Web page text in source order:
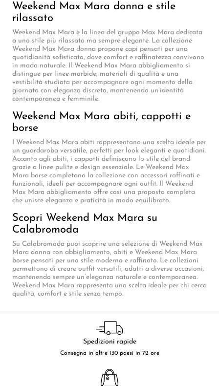
Weekend Max Mara donna e stile
rilassato
Weekend Max Mara è la linea del gruppo Max Mara dedicata
a uno stile più rilassato ma sempre elegante. La collezione
Weekend Max Mara donna propone capi pensati per una
quotidianità sofisticata, dove comfort e raffinatezza convivono
in modo naturale. Il Weekend Max Mara abbigliamento si
distingue per linee morbide, materiali di qualità e una
vestibilità studiata per accompagnare ogni momento della
giornata con eleganza discreta, mantenendo un’identità
contemporanea e femminile.
Weekend Max Mara abiti, cappotti e
borse
I Weekend Max Mara abiti rappresentano una scelta ideale per
un guardaroba versatile, perfetti per look eleganti e quotidiani.
Accanto agli abiti, i cappotti definiscono lo stile del brand
grazie a linee pulite e design essenziale. Le Weekend Max
Mara borse completano la collezione con accessori raffinati e
funzionali, ideali per accompagnare ogni outfit. Il Weekend
Max Mara abbigliamento offre così una proposta completa
che unisce eleganza e praticità in modo equilibrato.
Scopri Weekend Max Mara su
Calabromoda
Su Calabromoda puoi scoprire una selezione di Weekend Max
Mara donna con abbigliamento, abiti e Weekend Max Mara
borse pensati per uno stile moderno e raffinato. Le collezioni
permettono di creare outfit versatili, adatti a diverse occasioni,
mantenendo sempre un’eleganza naturale e contemporanea.
Weekend Max Mara rappresenta una scelta ideale per chi cerca
qualità, comfort e stile senza tempo.
Spedizioni rapide
Consegna in oltre 130 paesi in 72 ore